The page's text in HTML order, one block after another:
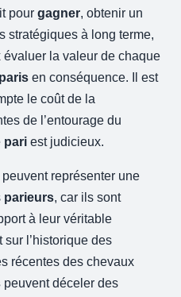
pourgagner, obtenir un
stratégiques à long terme,
évaluer la valeur de chaque
paris en conséquence. Il est
le coût de la
de l’entourage du
pari est judicieux.
représenter une
parieurs, car ils sont
à leur véritable
l’historique des
récentes des chevaux
peuvent déceler des